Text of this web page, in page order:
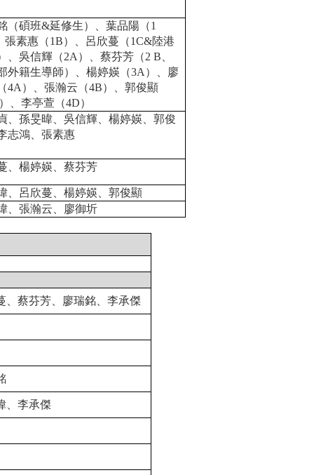
（碩班&延修生）、葉品陽（1
張素惠（1B）、呂欣蔓（1C&陸港
、吳信輝（2A）、蔡芬芳（2 B、
外籍生導師）、楊婷媖（3A）、廖
4A）、張瀚云（4B）、郭俊顯
、李亭萱（4D）
、孫旻暐
吳信輝、楊婷媖、 郭俊
志鴻、張素惠
、楊婷媖、蔡芬芳
、呂欣蔓、楊婷媖、 郭俊顯
、張瀚云、廖御圻
、蔡芬芳、廖瑞銘 李承傑
李承傑